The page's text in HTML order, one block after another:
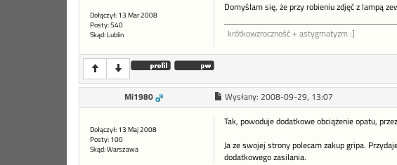
Dołączył: 13 Mar 2008
Posty: 540
Skąd: Lublin
Domyślam się, że przy robieniu zdjęć z lampą
krótkowzroczność + astygmatyzm :]
Mi1980 Wysłany: 2008-09-29, 13:07
Dołączył: 13 Maj 2008
Posty: 100
Skąd: Warszawa
Tak, powoduje dodatkowe obciążenie opatu,
Ja ze swojej strony polecam zakup gripa.
dodatkowego zasilania.